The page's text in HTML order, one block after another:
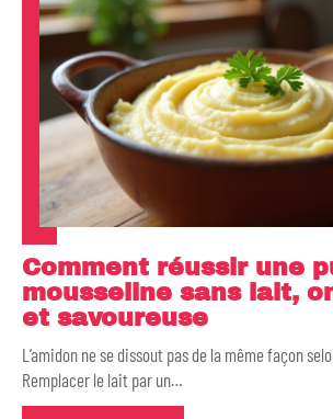
Comment réussir une
mousseline sans lait,
et savoureuse
L’amidon ne se dissout pas de la même façon
Remplacer le lait par un…